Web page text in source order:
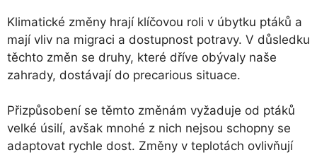
Klimatické změny hrají klíčovou roli v úbytku ptáků a
mají vliv na migraci a dostupnost potravy. V důsledku
těchto změn se druhy, které dříve obývaly naše
zahrady, dostávají do precarious situace.
Přizpůsobení se těmto změnám vyžaduje od ptáků
velké úsilí, avšak mnohé z nich nejsou schopny se
adaptovat rychle dost. Změny v teplotách ovlivňují